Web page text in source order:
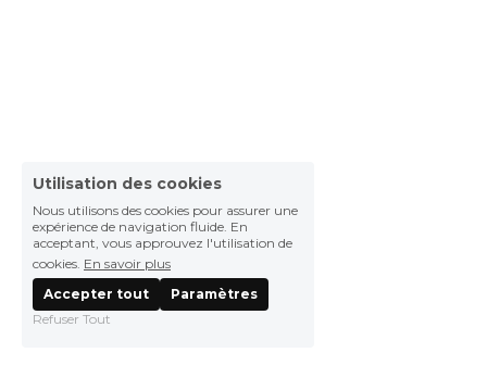
Utilisation des cookies
Nous utilisons des cookies pour assurer une
expérience de navigation fluide. En
acceptant, vous approuvez l'utilisation de
cookies. En savoir plus
Accepter tout
Paramètres
Refuser Tout